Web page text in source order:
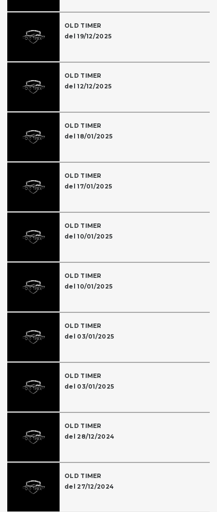
OLD TIMER
del 19/12/2025
OLD TIMER
del 12/12/2025
OLD TIMER
del 18/01/2025
OLD TIMER
del 17/01/2025
OLD TIMER
del 10/01/2025
OLD TIMER
del 10/01/2025
OLD TIMER
del 03/01/2025
OLD TIMER
del 03/01/2025
OLD TIMER
del 28/12/2024
OLD TIMER
del 27/12/2024